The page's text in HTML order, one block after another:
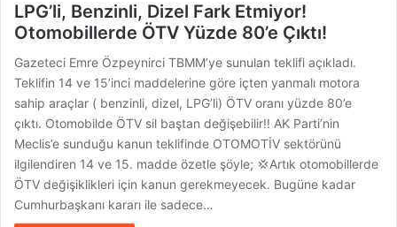
LPG’li, Benzinli, Dizel Fark Etmiyor!
Otomobillerde ÖTV Yüzde 80’e Çıktı!
Gazeteci Emre Özpeynirci TBMM’ye sunulan teklifi açıkladı.
Teklifin 14 ve 15’inci maddelerine göre içten yanmalı motora
sahip araçlar ( benzinli, dizel, LPG’li) ÖTV oranı yüzde 80’e
çıktı. Otomobilde ÖTV sil baştan değişebilir‼️ AK Parti’nin
Meclis’e sunduğu kanun teklifinde OTOMOTİV sektörünü
ilgilendiren 14 ve 15. madde özetle şöyle; 💢Artık otomobillerde
ÖTV değişiklikleri için kanun gerekmeyecek. Bugüne kadar
Cumhurbaşkanı kararı ile sadece…